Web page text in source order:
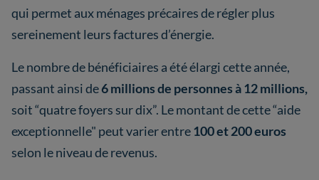
qui permet aux ménages précaires de régler plus
sereinement leurs factures d’énergie.
Le nombre de bénéficiaires a été élargi cette année,
passant ainsi de6 millions de personnes à 12 millions,
soit “quatre foyers sur dix”. Le montant de cette “aide
exceptionnelle" peut varier entre100 et 200 euros
selon le niveau de revenus.